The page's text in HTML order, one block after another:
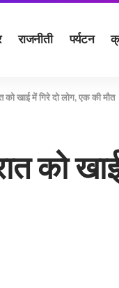
राजनीती पर्यटन
को खाई में गिरे दो लोग, एक की मौत
को